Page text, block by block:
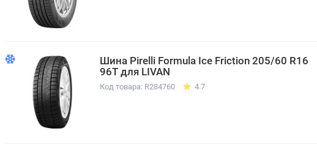
Шина Pirelli Formula Ice Friction 205/60 R16
96T для LIVAN
Код товара: R284760 4.7